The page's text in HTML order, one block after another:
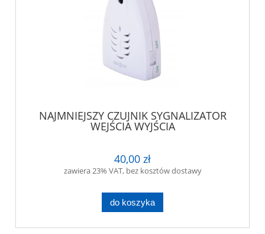
NAJMNIEJSZY CZUJNIK SYGNALIZATOR
WEJŚCIA WYJŚCIA
40,00 zł
zawiera 23% VAT, bez kosztów dostawy
do koszyka